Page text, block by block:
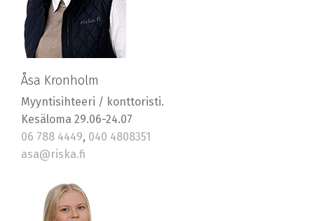
Åsa Kronholm
Myyntisihteeri / konttoristi.
Kesäloma 29.06-24.07
06 788 4449, 040 4808351
asa@riska.fi